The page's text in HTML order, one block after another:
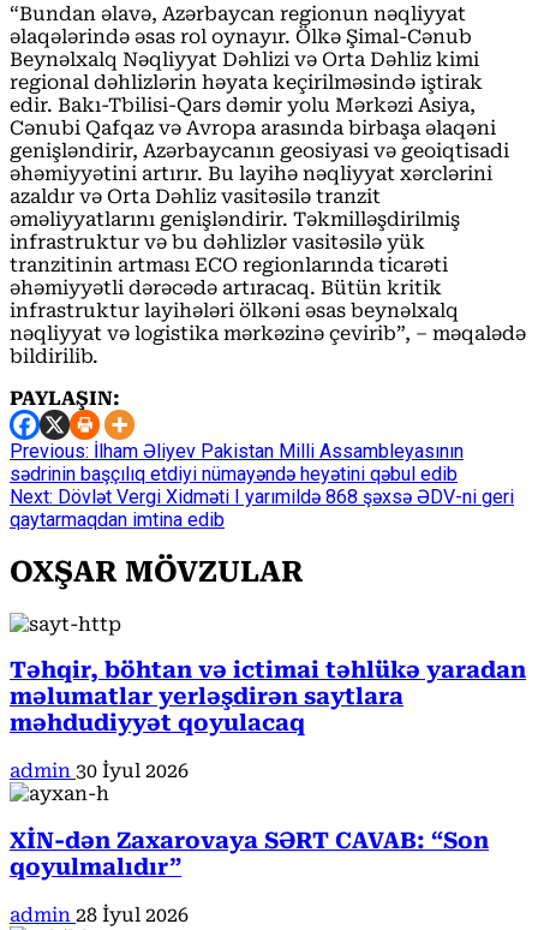
“Bundan əlavə, Azərbaycan regionun nəqliyyat
əlaqələrində əsas rol oynayır. Ölkə Şimal-Cənub
Beynəlxalq Nəqliyyat Dəhlizi və Orta Dəhliz kimi
regional dəhlizlərin həyata keçirilməsində iştirak
edir. Bakı-Tbilisi-Qars dəmir yolu Mərkəzi Asiya,
Cənubi Qafqaz və Avropa arasında birbaşa əlaqəni
genişləndirir, Azərbaycanın geosiyasi və geoiqtisadi
əhəmiyyətini artırır. Bu layihə nəqliyyat xərclərini
azaldır və Orta Dəhliz vasitəsilə tranzit
əməliyyatlarını genişləndirir. Təkmilləşdirilmiş
infrastruktur və bu dəhlizlər vasitəsilə yük
tranzitinin artması ECO regionlarında ticarəti
əhəmiyyətli dərəcədə artıracaq. Bütün kritik
infrastruktur layihələri ölkəni əsas beynəlxalq
nəqliyyat və logistika mərkəzinə çevirib”, – məqalədə
bildirilib.
PAYLAŞIN:
Continue
Reading
Previous: İlham Əliyev Pakistan Milli Assambleyasının
sədrinin başçılıq etdiyi nümayəndə heyətini qəbul edib
Next: Dövlət Vergi Xidməti I yarımildə 868 şəxsə ƏDV-ni geri
qaytarmaqdan imtina edib
OXŞAR MÖVZULAR
Təhqir, böhtan və ictimai təhlükə yaradan
məlumatlar yerləşdirən saytlara
məhdudiyyət qoyulacaq
admin 30 İyul 2026
XİN-dən Zaxarovaya SƏRT CAVAB: “Son
qoyulmalıdır”
admin 28 İyul 2026